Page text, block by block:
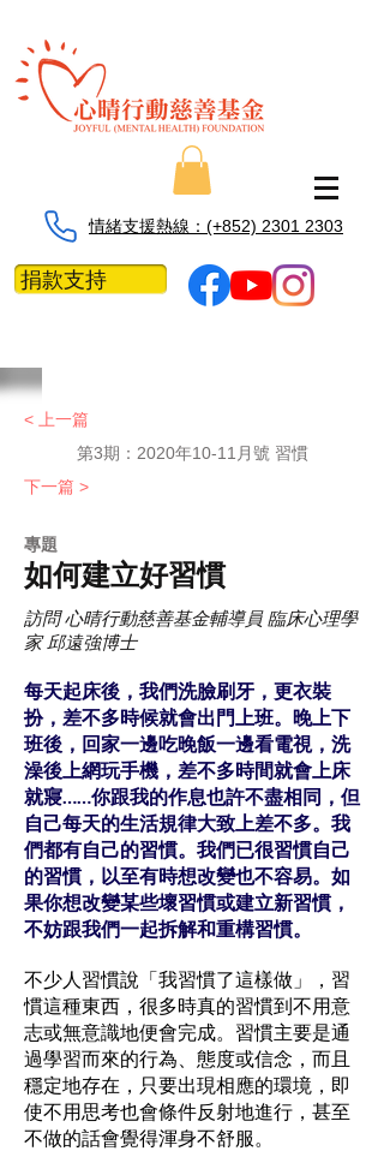
情緒支援熱線：​​(+852) 2301 2303
捐款支持
< 上一篇
第3期：2020年10-11月號 習慣
下一篇 >
專題
如何建立好習慣
訪問 心晴行動慈善基金輔導員 臨床心理學
家 邱遠強博士
每天起床後，我們洗臉刷牙，更衣裝
扮，差不多時候就會出門上班。晚上下
班後，回家一邊吃晚飯一邊看電視，洗
澡後上網玩手機，差不多時間就會上床
就寢……你跟我的作息也許不盡相同，但
自己每天的生活規律大致上差不多。我
們都有自己的習慣。我們已很習慣自己
的習慣，以至有時想改變也不容易。如
果你想改變某些壞習慣或建立新習慣，
不妨跟我們一起拆解和重構習慣。
不少人習慣說「我習慣了這樣做」，習
慣這種東西，很多時真的習慣到不用意
志或無意識地便會完成。習慣主要是通
過學習而來的行為、態度或信念，而且
穩定地存在，只要出現相應的環境，即
使不用思考也會條件反射地進行，甚至
不做的話會覺得渾身不舒服。